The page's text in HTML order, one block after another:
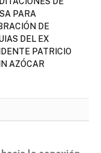
PARA
DE
DEL EX
PATRICIO
AZÓCAR